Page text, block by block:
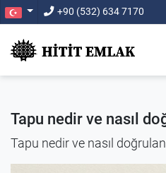
+90 (532) 634 7170
Tapu nedir ve nasıl
Tapu nedir ve nasıl